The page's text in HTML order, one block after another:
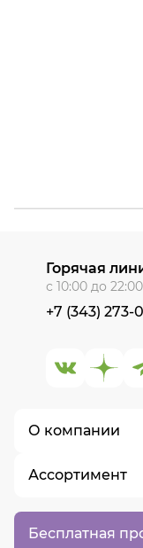
Бесплатная
О компании
О нас
Контакты
Вакансии
Ассортимент
Горячая
с 10:00 до 22:00
+7 (343) 273-